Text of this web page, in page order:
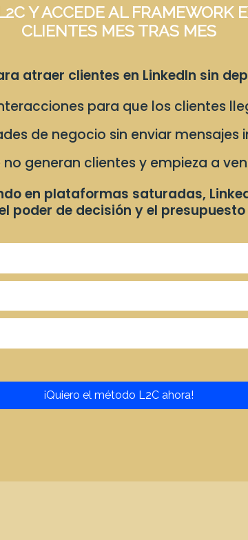
Y ACCEDE AL FRAMEWORK
CLIENTES MES TRAS MES
atraer clientes en LinkedIn sin
para que los clientes
de negocio sin enviar mensajes
generan clientes y empieza a
en plataformas saturadas,
poder de decisión y el
¡Quiero el método L2C ahora!